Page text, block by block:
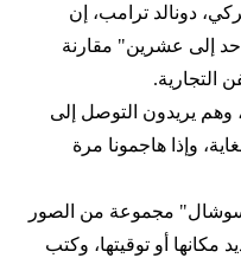
دونالد ترامب، إن
إلى عشرين" مقارنة
التجارية.
وهم يريدون التوصل إلى
وإذا هاجمونا مرة
مجموعة من الصور
مكانها أو توقيتها، وكتب